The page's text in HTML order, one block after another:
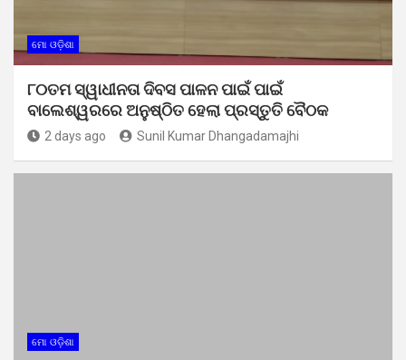
ମୋ ଓଡ଼ିଶା
୮୦ତମ ସ୍ୱାଧୀନତା ଦିବସ ପାଳନ ପାଇଁ ପାଇଁ
ବାଲେଶ୍ୱରରେ ଅନୁଷ୍ଠିତ ହେଲା ପ୍ରସ୍ତୁତି ବୈଠକ
2 days ago Sunil Kumar Dhangadamajhi
ମୋ ଓଡ଼ିଶା